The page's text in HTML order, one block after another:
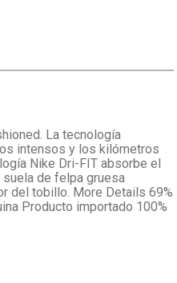
La tecnología
intensos y los kilómetros
Nike Dri-FIT absorbe el
suela de felpa gruesa
del tobillo. More Details 69%
Producto importado 100%